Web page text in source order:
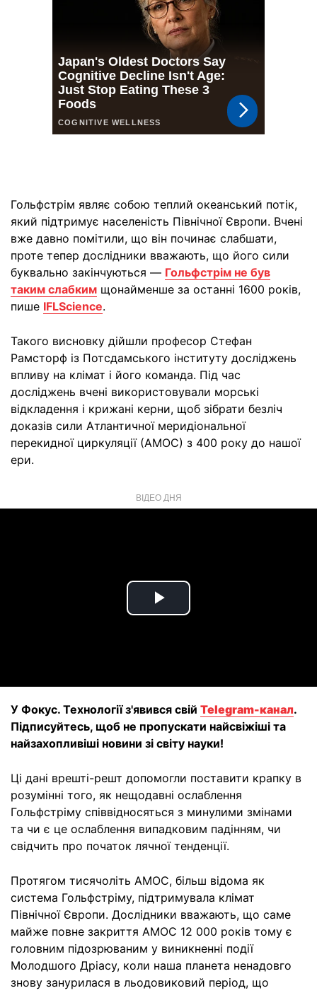
Гольфстрім являє собою теплий океанський потік,
який підтримує населеність Північної Європи. Вчені
вже давно помітили, що він починає слабшати,
проте тепер дослідники вважають, що його сили
буквально закінчуються — Гольфстрім не був
таким слабким щонайменше за останні 1600 років,
пише IFLScience.
Такого висновку дійшли професор Стефан
Рамсторф із Потсдамського інституту досліджень
впливу на клімат і його команда. Під час
досліджень вчені використовували морські
відкладення і крижані керни, щоб зібрати безліч
доказів сили Атлантичної меридіональної
перекидної циркуляції (АМОС) з 400 року до нашої
ери.
ВІДЕО ДНЯ
Play
У Фокус. Технології з'явився свій Telegram-канал.
Підписуйтесь, щоб не пропускати найсвіжіші та
найзахопливіші новини зі світу науки!
Ці дані врешті-решт допомогли поставити крапку в
розумінні того, як нещодавні ослаблення
Гольфстріму співвідносяться з минулими змінами
та чи є це ослаблення випадковим падінням, чи
свідчить про початок лячної тенденції.
Протягом тисячоліть АМОС, більш відома як
система Гольфстріму, підтримувала клімат
Північної Європи. Дослідники вважають, що саме
майже повне закриття АМОС 12 000 років тому є
головним підозрюваним у виникненні події
Молодшого Дріасу, коли наша планета ненадовго
знову занурилася в льодовиковий період, що